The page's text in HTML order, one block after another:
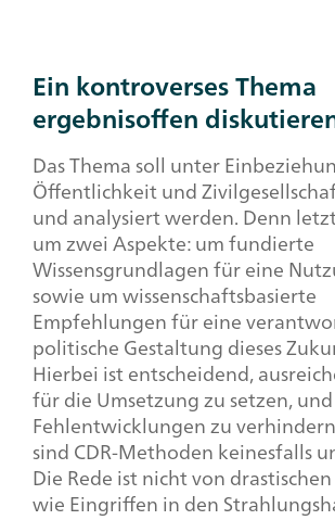
Ein kontroverses Thema
ergebnisoffen
Das Thema soll unter
Öffentlichkeit und
und analysiert werden. Denn
um zwei Aspekte: um fundierte
Wissensgrundlagen für eine
sowie um wissenschaftsbasierte
Empfehlungen für eine
politische Gestaltung dieses
Hierbei ist entscheidend,
für die Umsetzung zu setzen,
Fehlentwicklungen zu
sind CDR-Methoden keinesfalls
Die Rede ist nicht von
wie Eingriffen in den